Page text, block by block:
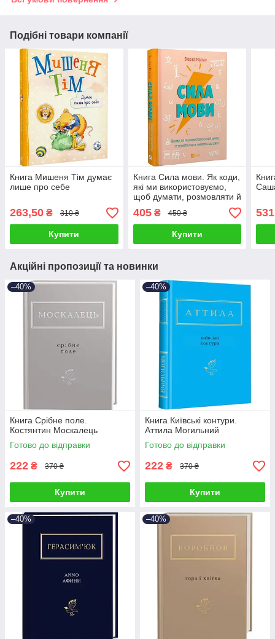
Подібні товари компанії
Книга Мишеня Тім думає
лише про себе
263,50 ₴ 310 ₴
Купити
Книга Сила мови. Як коди,
які ми використовуємо,
щоб думати, розмовляти й
жити. Віоріка Маріан
405₴ 450 ₴
Купити
531
Акційні пропозиції та новинки
–40%
Книга Срібне поле.
Костянтин Москалець
Готово до відправки
222 ₴ 370 ₴
Купити
–40%
Книга Київські контури.
Аттила Могильний
Готово до відправки
222 ₴ 370 ₴
Купити
–40% –40%